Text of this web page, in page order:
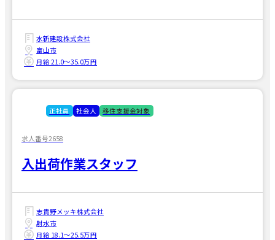
水新建設株式会社
富山市
月給 21.0〜35.0万円
正社員 社会人 移住支援金対象
求人番号2658
入出荷作業スタッフ
志貴野メッキ株式会社
射水市
月給 18.1〜25.5万円